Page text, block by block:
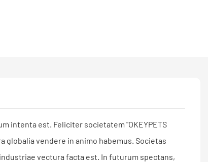
intenta est. Feliciter societatem "OKEYPETS
globalia vendere in animo habemus. Societas
industriae vectura facta est. In futurum spectans,